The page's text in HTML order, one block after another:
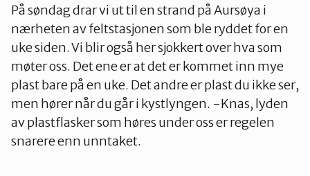
På søndag drar vi ut til en strand på Aursøya i
nærheten av feltstasjonen som ble ryddet for en
uke siden. Vi blir også her sjokkert over hva som
møter oss. Det ene er at det er kommet inn mye
plast bare på en uke. Det andre er plast du ikke ser,
men hører når du går i kystlyngen. -Knas, lyden
av plastflasker som høres under oss er regelen
snarere enn unntaket.